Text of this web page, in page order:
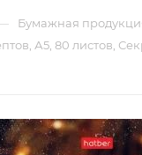
Бумажная
А5, 80 листов,